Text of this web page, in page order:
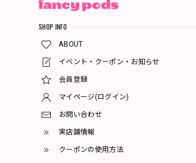
SHOP INFO
ABOUT
イベント・クーポン・お知らせ
会員登録
マイページ(ログイン)
お問い合わせ
実店舗情報
クーポンの使用方法